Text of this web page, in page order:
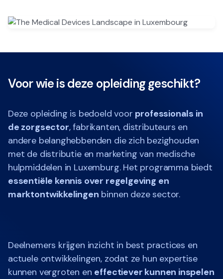
Voor wie is deze opleiding geschikt?
Deze opleiding is bedoeld voor professionals in
de zorgsector, fabrikanten, distributeurs en
andere belanghebbenden die zich bezighouden
met de distributie en marketing van medische
hulpmiddelen in Luxemburg. Het programma biedt
essentiële kennis over regelgeving en
marktontwikkelingen binnen deze sector.
Deelnemers krijgen inzicht in best practices en
actuele ontwikkelingen, zodat ze hun expertise
kunnen vergroten en effectiever kunnen inspelen